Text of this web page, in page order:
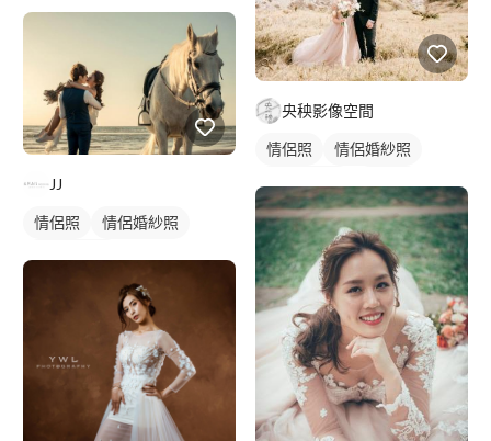
JJ
情侶照
情侶婚紗照
央秧影像空間
情侶照
情侶婚紗照